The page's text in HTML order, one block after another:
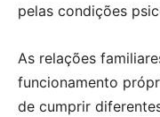
pelas condições
As relações
funcionamento
de cumprir